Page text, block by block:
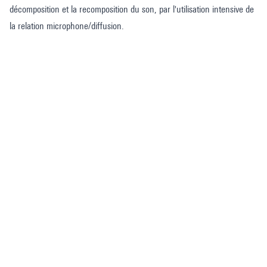
décomposition et la recomposition du son, par l'utilisation intensive de
la relation microphone/diffusion.